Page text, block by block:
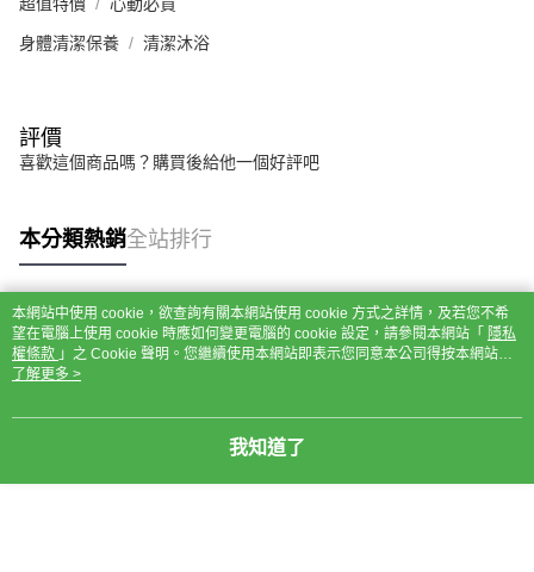
身體清潔保養 清潔沐浴
評價
喜歡這個商品嗎？購買後給他一個好評吧
本分類熱銷全站排行
熱門標籤
本網站中使用 cookie，欲查詢有關本網站使用 cookie 方式之詳情，及若您不希
望在電腦上使用 cookie 時應如何變更電腦的 cookie 設定，請參閱本網站「 隱私
權條款 」之 Cookie 聲明。您繼續使用本網站即表示您同意本公司得按本網站使
用條款之 Cookie 聲明使用 cookie。
了解更多 >
我知道了